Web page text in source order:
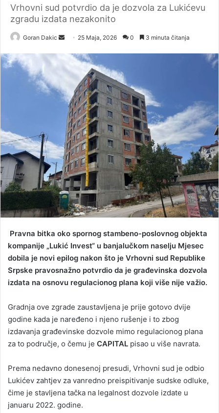
Vrhovni sud potvrdio da je dozvola za Lukićevu
zgradu izdata nezakonito
Goran Dakic
n
m
a
i
l
25 Maja, 2026 0 3 minuta čitanja
Pravna bitka oko spornog stambeno-poslovnog objekta
kompanije „Lukić Invest“ u banjalučkom naselju Mjesec
dobila je novi epilog nakon što je Vrhovni sud Republike
Srpske pravosnažno potvrdio da je građevinska dozvola
izdata na osnovu regulacionog plana koji više nije važio.
Gradnja ove zgrade zaustavljena je prije gotovo dvije
godine kada je naređeno i njeno rušenje i to zbog
izdavanja građevinske dozvole mimo regulacionog plana
za to područje, o čemu je CAPITAL pisao u više navrata.
Prema nedavno donesenoj presudi, Vrhovni sud je odbio
Lukićev zahtjev za vanredno preispitivanje sudske odluke,
čime je stavljena tačka na legalnost dozvole izdate u
januaru 2022. godine.